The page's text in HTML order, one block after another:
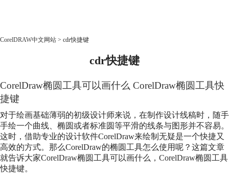
教程
老用户福利
下载
购买
CorelDRAW中文网站 > cdr快捷键
cdr快捷键
CorelDraw椭圆工具可以画什么 CorelDraw椭圆工具快
捷键
对于绘画基础薄弱的初级设计师来说，在制作设计线稿时，随手
手绘一个曲线、椭圆或者标准圆等平滑的线条与图形并不容易。
这时，借助专业的设计软件CorelDraw来绘制无疑是一个快捷又
高效的方式。那么CorelDraw的椭圆工具怎么使用呢？这篇文章
就告诉大家CorelDraw椭圆工具可以画什么，CorelDraw椭圆工具
快捷键。